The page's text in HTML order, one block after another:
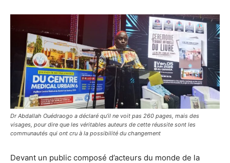
Dr Abdallah Ouédraogo a déclaré qu’il ne voit pas 260 pages, mais des
visages, pour dire que les véritables auteurs de cette réussite sont les
communautés qui ont cru à la possibilité du changement
Devant un public composé d’acteurs du monde de la